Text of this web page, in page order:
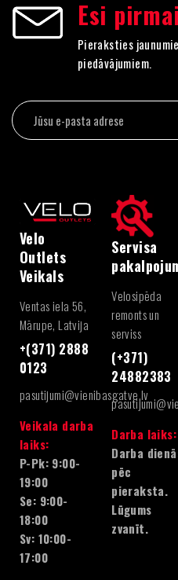
Esi
Pieraksties
piedāvājumiem.
Velo
Outlets
Veikals
Ventas iela 56,
Mārupe, Latvija
+(371) 2888
0123
pasutijumi@vienibasgatve.lv
Veikala darba
laiks:
P-Pk: 9:00-
19:00
Se: 9:00-
18:00
Sv: 10:00-
17:00
Servisa
Velosipēda
remonts un
serviss
(+371)
24882383
Darba laiks:
Darba
pēc
pieraksta.
Lūgums
zvanīt.